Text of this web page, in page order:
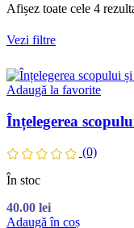
Afișez toate cele 4
Vezi filtre
Adaugă la favorite
Înțelegerea
(0)
În stoc
40.00 lei
Adaugă în coș